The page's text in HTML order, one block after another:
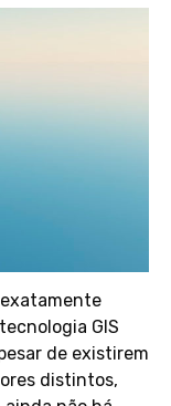
GIS
de existirem
distintos,